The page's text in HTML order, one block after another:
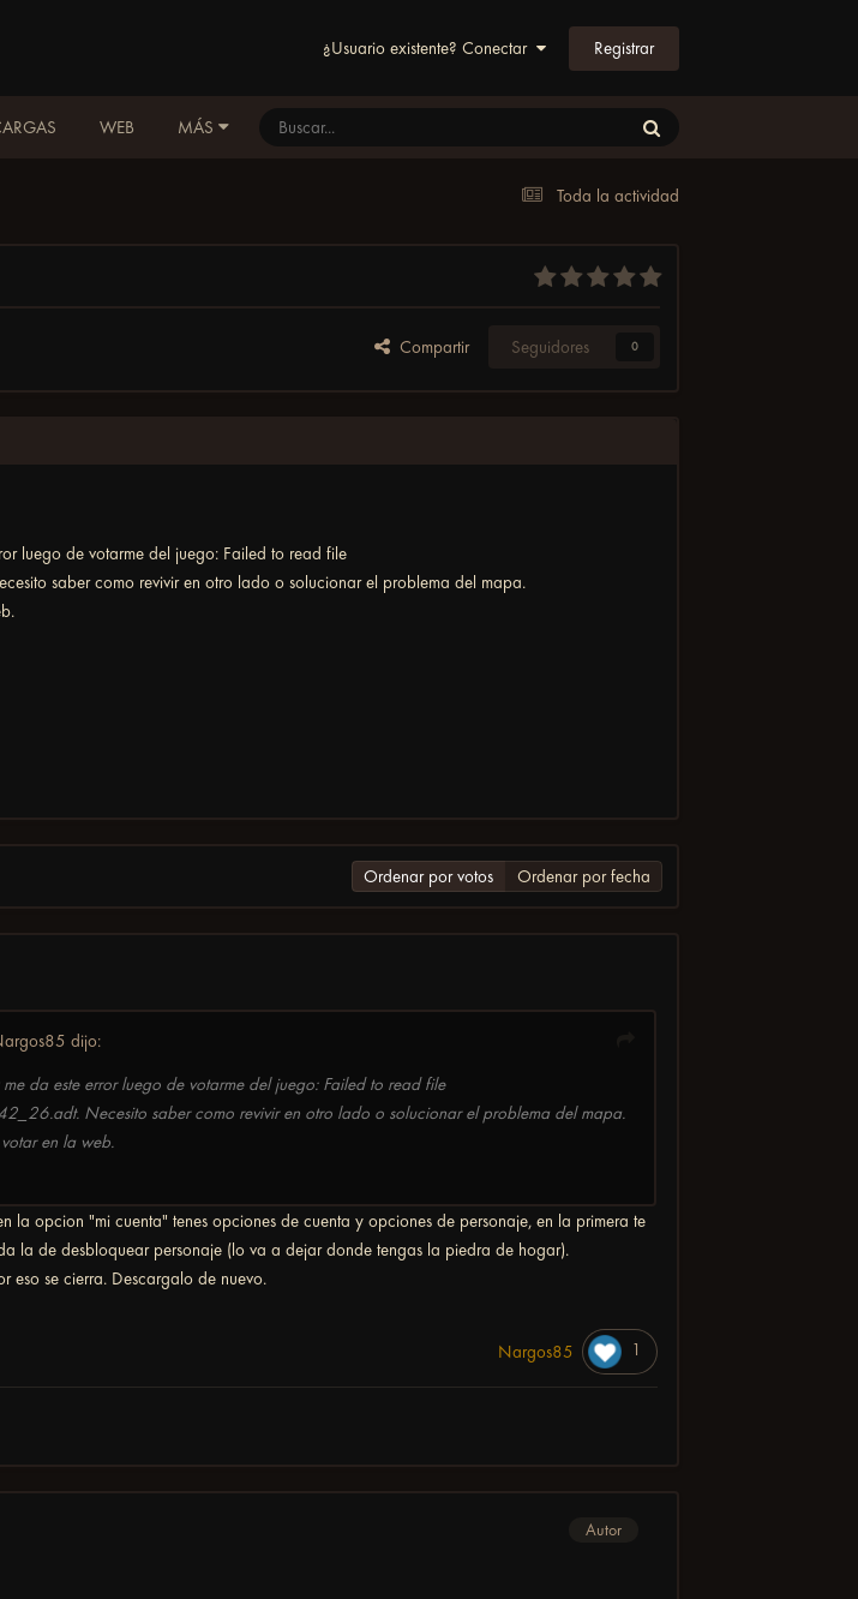
¿Usuario existente? Conectar Registrar
WEB MÁS
Toda la actividad
Compartir Seguidores 0
luego de votarme del juego: Failed to read file
saber como revivir en otro lado o solucionar el problema del mapa.
Ordenar por votos Ordenar por fecha
dijo:
da este error luego de votarme del juego: Failed to read file
Necesito saber como revivir en otro lado o solucionar el problema del mapa.
en la web.
la opcion "mi cuenta" tenes opciones de cuenta y opciones de personaje, en la primera te
la de desbloquear personaje (lo va a dejar donde tengas la piedra de hogar).
eso se cierra. Descargalo de nuevo.
Nargos85 1
Autor